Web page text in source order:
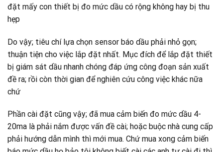
đặt mấy con thiết bị đo mức dầu có rộng không hay bị thu
hẹp
Do vậy; tiêu chí lựa chọn sensor báo dầu phải nhỏ gọn;
thuận tiện cho việc lắp đặt nhất. Mục đích để lắp đặt thiết
bị giám sát dầu nhanh chóng đáp ứng công đoạn sản xuất
đề ra; rồi còn thời gian để nghiên cứu công việc khác nữa
chứ
Phần cài đặt cũng vậy; đã mua cảm biến đo mức dầu 4-
20ma là phải nắm được vấn đề cài; hoặc buộc nhà cung cấp
phải hướng dẫn mình thì mới mua. Chứ mua xong cảm biến